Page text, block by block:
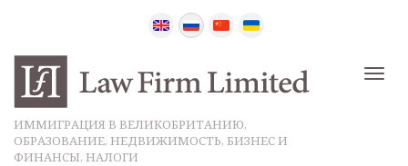
ИММИГРАЦИЯ В ВЕЛИКОБРИТАНИЮ,
ОБРАЗОВАНИЕ, НЕДВИЖИМОСТЬ, БИЗНЕС И
ФИНАНСЫ, НАЛОГИ